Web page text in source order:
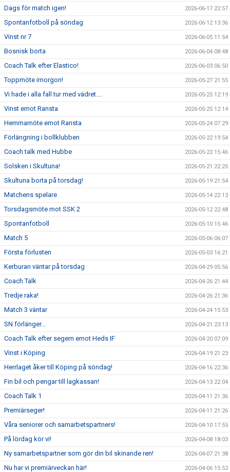
Dags för match igen! 2026-06-17 22:57
Spontanfotboll på söndag 2026-06-12 13:36
Vinst nr 7 2026-06-05 11:54
Bosnisk borta 2026-06-04 08:48
Coach Talk efter Elastico! 2026-06-03 06:50
Toppmöte imorgon! 2026-05-27 21:55
Vi hade i alla fall tur med vädret.... 2026-05-25 12:19
Vinst emot Ransta 2026-05-25 12:14
Hemmamöte emot Ransta 2026-05-24 07:29
Förlängning i bollklubben 2026-05-22 19:54
Coach talk med Hubbe 2026-05-22 15:46
Solsken i Skultuna! 2026-05-21 22:25
Skultuna borta på torsdag! 2026-05-19 21:54
Matchens spelare 2026-05-14 22:13
Torsdagsmöte mot SSK 2 2026-05-12 22:48
Spontanfotboll 2026-05-10 15:46
Match 5 2026-05-06 06:07
Första förlusten 2026-05-03 16:21
Kerburan väntar på torsdag 2026-04-29 05:56
Coach Talk 2026-04-26 21:44
Tredje raka! 2026-04-26 21:36
Match 3 väntar 2026-04-24 15:53
SN förlänger... 2026-04-21 23:13
Coach Talk efter segern emot Heds IF 2026-04-20 07:09
Vinst i Köping 2026-04-19 21:23
Herrlaget åker till Köping på söndag! 2026-04-16 22:36
Fin bil och pengar till lagkassan! 2026-04-13 22:04
Coach Talk 1 2026-04-11 21:36
Premiärseger! 2026-04-11 21:26
Våra seniorer och samarbetspartners! 2026-04-10 17:55
På lördag kör vi! 2026-04-08 18:03
Ny samarbetspartner som gör din bil skinande ren! 2026-04-07 21:38
Nu har vi premiärveckan här! 2026-04-06 15:52